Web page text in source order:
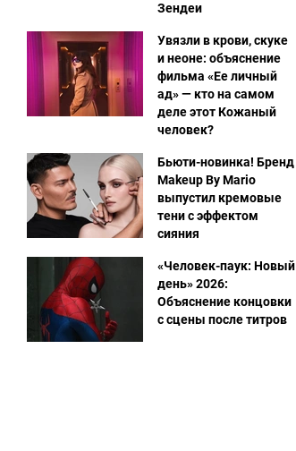
Зендеи
Увязли в крови, скуке
и неоне: объяснение
фильма «Ее личный
ад» — кто на самом
деле этот Кожаный
человек?
Бьюти-новинка! Бренд
Makeup By Mario
выпустил кремовые
тени с эффектом
сияния
«Человек-паук: Новый
день» 2026:
Объяснение концовки
с сцены после титров